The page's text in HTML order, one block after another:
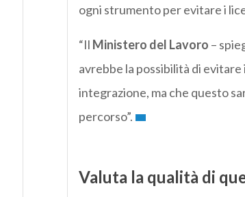
ogni strumento per evitare i
“Il Ministero del Lavoro –
avrebbe la possibilità di
integrazione, ma che questo
percorso”.
Valuta la qualità di